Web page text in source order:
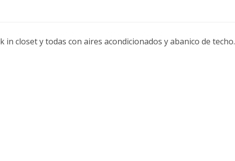
closet y todas con aires acondicionados y abanico de techo.